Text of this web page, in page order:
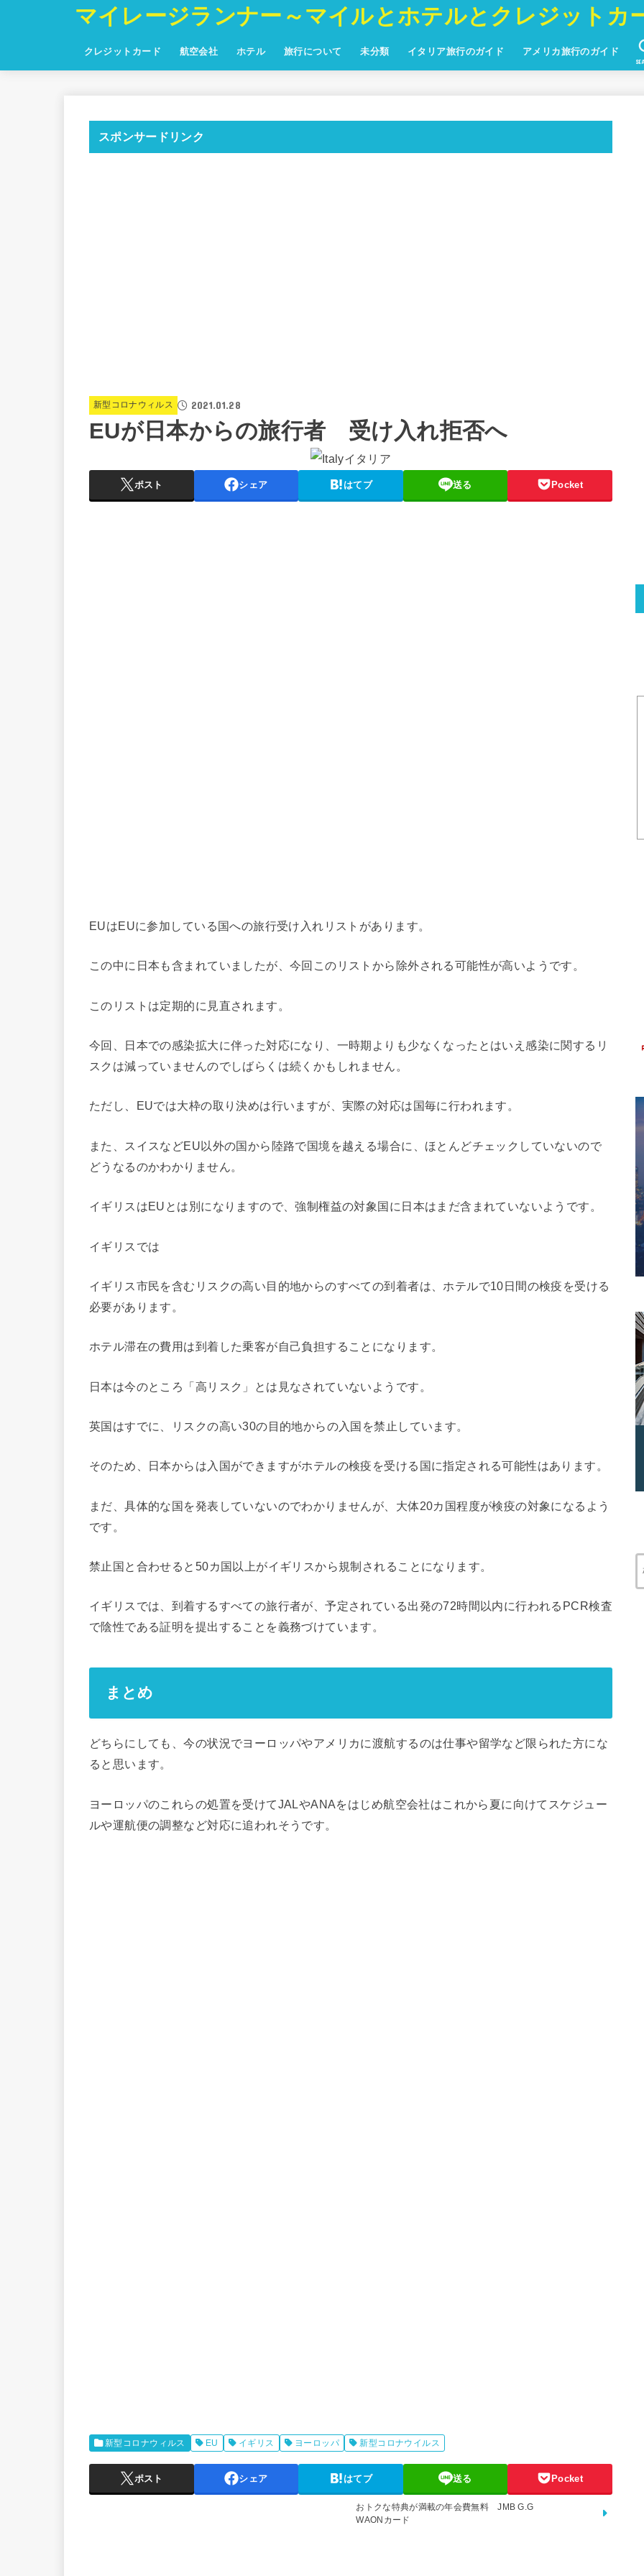
マイレージランナー～マイルとホテルとクレジットカ
クレジットカード 航空会社 ホテル 旅行について 未分類 イタリア旅行のガイド アメリカ旅行のガイド
スポンサードリンク
新型コロナウィルス 2021.01.28
EUが日本からの旅行者 受け入れ拒否へ
ポスト シェア はてブ 送る Pocket
EUはEUに参加している国への旅行受け入れリストがあります。
この中に日本も含まれていましたが、今回このリストから除外される可能性が高いようです。
このリストは定期的に見直されます。
今回、日本での感染拡大に伴った対応になり、一時期よりも少なくなったとはいえ感染に関するリ
スクは減っていませんのでしばらくは続くかもしれません。
ただし、EUでは大枠の取り決めは行いますが、実際の対応は国毎に行われます。
また、スイスなどEU以外の国から陸路で国境を越える場合に、ほとんどチェックしていないので
どうなるのかわかりません。
イギリスはEUとは別になりますので、強制権益の対象国に日本はまだ含まれていないようです。
イギリスでは
イギリス市民を含むリスクの高い目的地からのすべての到着者は、ホテルで10日間の検疫を受ける
必要があります。
ホテル滞在の費用は到着した乗客が自己負担することになります。
日本は今のところ「高リスク」とは見なされていないようです。
英国はすでに 、リスクの高い30の目的地からの入国を禁止しています。
そのため、日本からは入国ができますがホテルの検疫を受ける国に指定される可能性はあります。
まだ、具体的な国を発表していないのでわかりませんが、大体20カ国程度が検疫の対象になるよう
です。
禁止国と合わせると50カ国以上がイギリスから規制されることになります。
イギリスでは、到着するすべての旅行者が、予定されている出発の72時間以内に行われるPCR検査
で陰性である証明を提出することを義務づけています。
まとめ
どちらにしても、今の状況でヨーロッパやアメリカに渡航するのは仕事や留学など限られた方にな
ると思います。
ヨーロッパのこれらの処置を受けてJALやANAをはじめ航空会社はこれから夏に向けてスケジュー
ルや運航便の調整など対応に追われそうです。
新型コロナウィルス EU イギリス ヨーロッパ 新型コロナウイルス
ポスト シェア はてブ 送る Pocket
プ
おトクな特典が満載の年会費無料 JMB G.G
WAONカード